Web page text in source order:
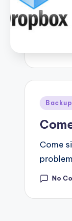
Posted
Come
No